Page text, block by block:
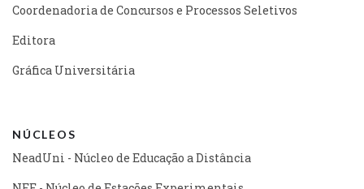
Coordenadoria de Concursos e Processos Seletivos
Editora
Gráfica Universitária
NÚCLEOS
NeadUni - Núcleo de Educação a Distância